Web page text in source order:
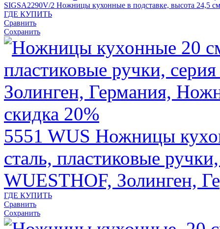
SIGSA2290V/2 Ножницы кухонные в подставке, высота 24,5
ГДЕ КУПИТЬ
Сравнить
Сохранить
скидка 20%
5551 WUS Ножницы
сталь, пластиковые
WUESTHOF, Золинген,
ГДЕ КУПИТЬ
Сравнить
Сохранить